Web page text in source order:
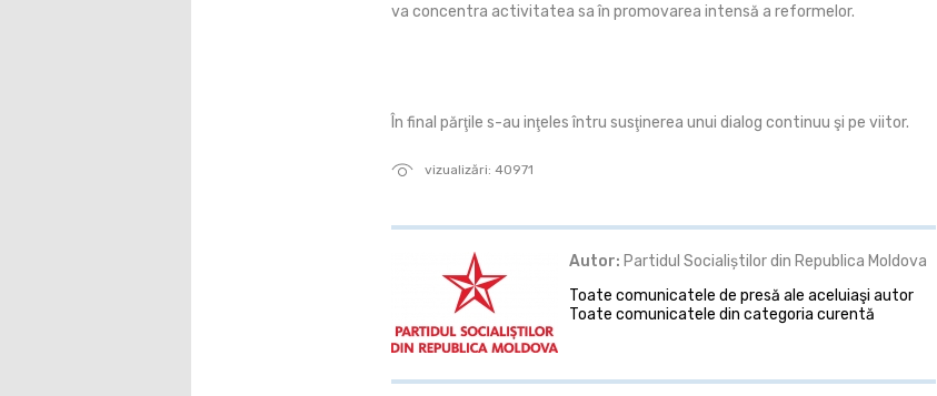
vizualizări: 40971
va concentra activitatea sa în promovarea intensă a reformelor.
În final părţile s-au inţeles întru susţinerea unui dialog continuu şi pe viitor.
Autor: Partidul Socialiștilor din Republica Moldova
Toate comunicatele de presă ale aceluiaşi autor
Toate comunicatele din categoria curentă